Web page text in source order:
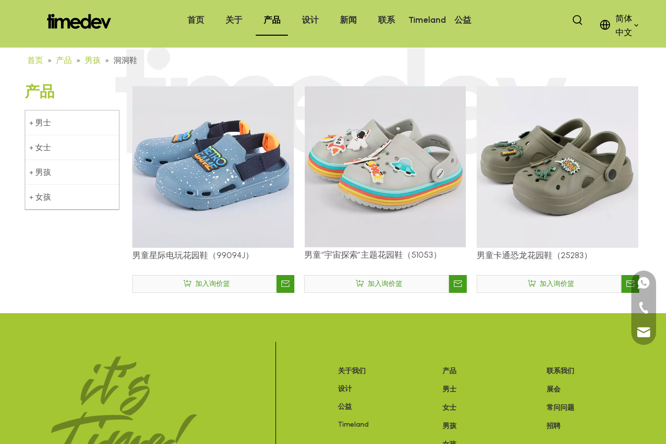
首页 关于 产品 设计 新闻 联系 Timeland 公益
简体
中文
首页 » 产品 » 男孩 » 洞洞鞋
产品
+ 男士
+ 女士
+ 男孩
+ 女孩
男童星际电玩花园鞋（99094J）
加入询价篮
男童“宇宙探索”主题花园鞋（51053）
加入询价篮
男童卡通恐龙花园鞋（25283）
加入询价篮
关于我们
设计
公益
Timeland
产品
男士
女士
男孩
联系我们
展会
常问问题
招聘
+86-